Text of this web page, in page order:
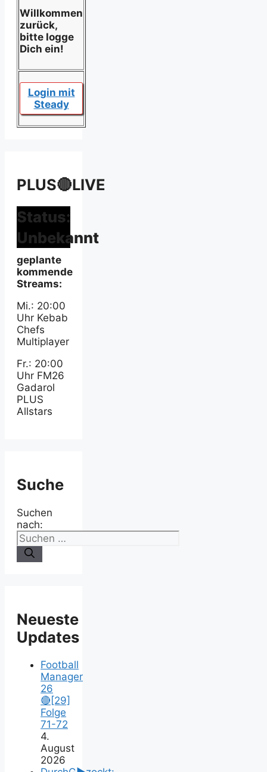
Willkommen
zurück,
bitte logge
Dich ein!
Login mit
Steady
PLUS🔴LIVE
Status:
Unbekannt
geplante
kommende
Streams:
Mi.: 20:00
Uhr Kebab
Chefs
Multiplayer
Fr.: 20:00
Uhr FM26
Gadarol
PLUS
Allstars
Suche
Suchen
nach:
Neueste
Updates
Football
Manager
26
🔴[29]
Folge
71-72
4.
August
2026